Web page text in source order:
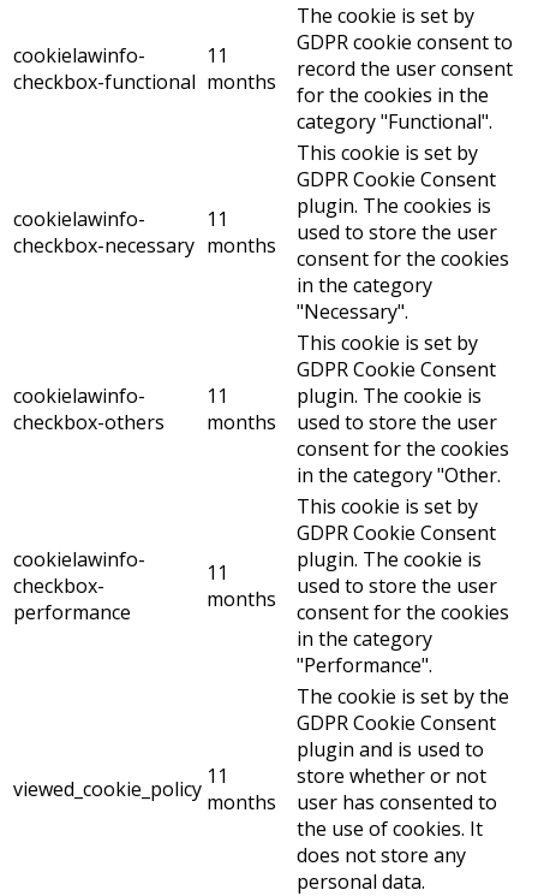
cookielawinfo-
checkbox-functional
11
months
The cookie is set by
GDPR cookie consent to
record the user consent
for the cookies in the
category "Functional".
cookielawinfo-
checkbox-necessary
11
months
This cookie is set by
GDPR Cookie Consent
plugin. The cookies is
used to store the user
consent for the cookies
in the category
"Necessary".
cookielawinfo-
checkbox-others
11
months
This cookie is set by
GDPR Cookie Consent
plugin. The cookie is
used to store the user
consent for the cookies
in the category "Other.
cookielawinfo-
checkbox-
performance
11
months
This cookie is set by
GDPR Cookie Consent
plugin. The cookie is
used to store the user
consent for the cookies
in the category
"Performance".
viewed_cookie_policy 11
months
The cookie is set by the
GDPR Cookie Consent
plugin and is used to
store whether or not
user has consented to
the use of cookies. It
does not store any
personal data.